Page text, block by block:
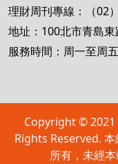
理財周刊專線：（02
地址：100北市青島
服務時間：周一至周
Copyright ©
Rights Reserved. 本
所有，未經